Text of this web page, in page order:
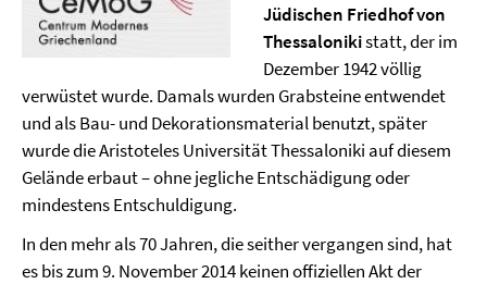
Jüdischen Friedhof von
Thessalonikistatt, der im
Dezember 1942 völlig
verwüstet wurde. Damals wurden Grabsteine entwendet
und als Bau- und Dekorationsmaterial benutzt, später
wurde die Aristoteles Universität Thessaloniki auf diesem
Gelände erbaut – ohne jegliche Entschädigung oder
mindestens Entschuldigung.
In den mehr als 70 Jahren, die seither vergangen sind, hat
es bis zum 9. November 2014 keinen offiziellen Akt der